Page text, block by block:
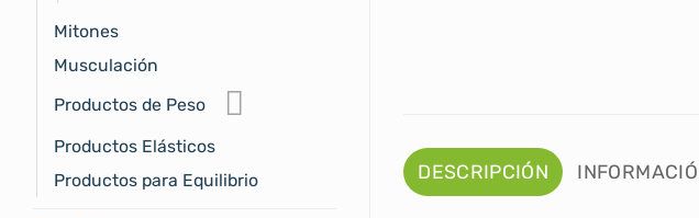
Mitones
Musculación
Productos de Peso
Productos Elásticos
Productos para Equilibrio
DESCRIPCIÓN